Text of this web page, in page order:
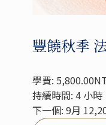
豐饒秋季
學費:
持續時間: 4 小時
下一個: 9月